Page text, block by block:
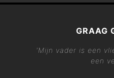
GRAAG
'Mijn vader is een
een